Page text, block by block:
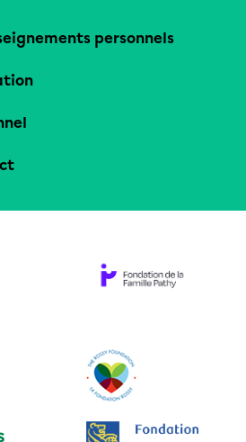
personnels